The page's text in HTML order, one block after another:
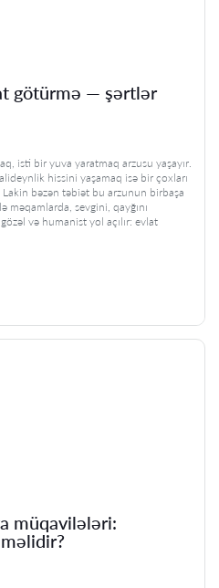
götürmə — şərtlər
isti bir yuva yaratmaq arzusu yaşayır.
hissini yaşamaq isə bir çoxları
Lakin bəzən təbiət bu arzunun birbaşa
məqamlarda, sevgini, qayğını
və humanist yol açılır: evlat
müqavilələri: